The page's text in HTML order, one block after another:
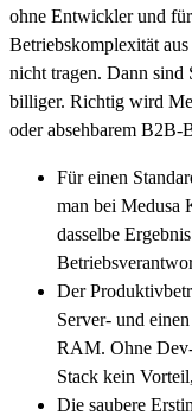
ohne Entwickler und
Betriebskomplexität
nicht tragen. Dann sind
billiger. Richtig wird
oder absehbarem B2B-
Für einen
man bei Medusa
dasselbe
Der
Server- und
RAM. Ohne
Stack kein
Die saubere